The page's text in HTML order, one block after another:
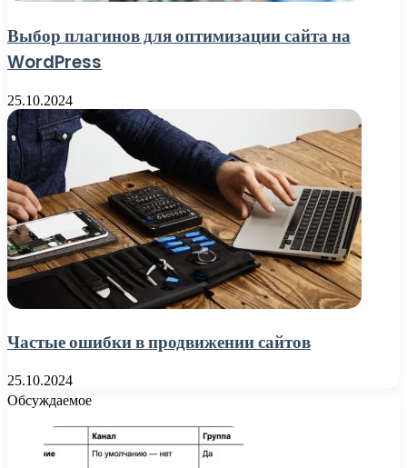
Выбор плагинов для оптимизации сайта на
WordPress
25.10.2024
Частые ошибки в продвижении сайтов
25.10.2024
Обсуждаемое